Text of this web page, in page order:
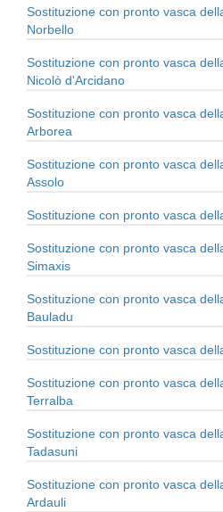
Sostituzione con pronto vasca
Norbello
Sostituzione con pronto vasca
Nicolò d'Arcidano
Sostituzione con pronto vasca
Arborea
Sostituzione con pronto vasca
Assolo
Sostituzione con pronto vasca
Sostituzione con pronto vasca
Simaxis
Sostituzione con pronto vasca
Bauladu
Sostituzione con pronto vasca
Sostituzione con pronto vasca
Terralba
Sostituzione con pronto vasca
Tadasuni
Sostituzione con pronto vasca
Ardauli